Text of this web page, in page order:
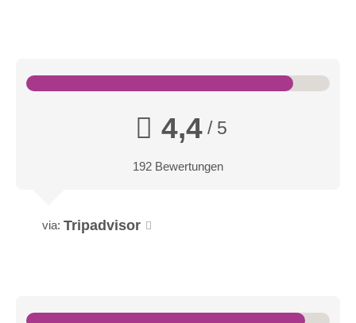
4,4/ 5
192 Bewertungen
via: Tripadvisor